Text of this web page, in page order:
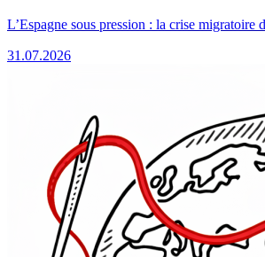
L’Espagne sous pression : la crise migratoire
31.07.2026